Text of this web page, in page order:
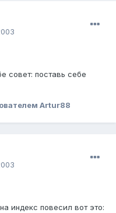
совет: поставь себе
Artur88
индекс повесил вот это: